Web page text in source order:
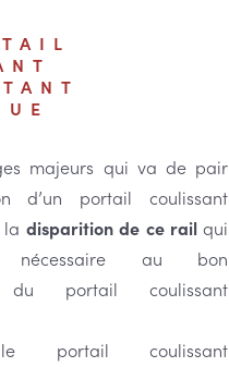
majeurs qui va de pair
d’un portail coulissant
la disparition de ce railqui
nécessaire au bon
du portail coulissant
portail coulissant